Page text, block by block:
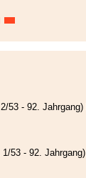
53 - 92. Jahrgang)
1/53 - 92. Jahrgang)